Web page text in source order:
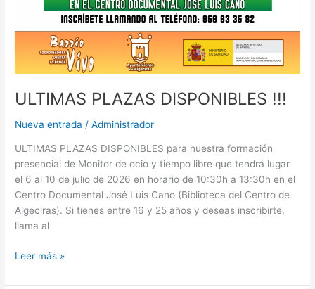
ULTIMAS PLAZAS DISPONIBLES !!!
Nueva entrada /Administrador
ULTIMAS PLAZAS DISPONIBLES para nuestra formación
presencial de Monitor de ocio y tiempo libre que tendrá lugar
el 6 al 10 de julio de 2026 en horario de 10:30h a 13:30h en el
Centro Documental José Luis Cano (Biblioteca del Centro de
Algeciras). Si tienes entre 16 y 25 años y deseas inscribirte,
llama al
Leer más »